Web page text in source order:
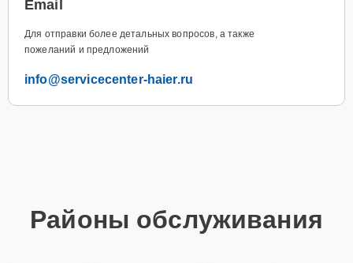
Email
Для отправки более детальных вопросов, а также
пожеланий и предложений
info@servicecenter-haier.ru
Районы обслуживания